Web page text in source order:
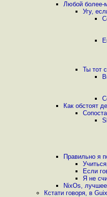
Любой более-
Угу,
Ты тот
Как обстоят
Правильно я
Если
Я не
NixOs,
Кстати говоря, в